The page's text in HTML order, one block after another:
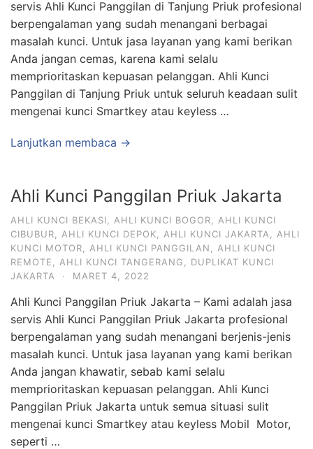
servis Ahli Kunci Panggilan di Tanjung Priuk profesional
berpengalaman yang sudah menangani berbagai
masalah kunci. Untuk jasa layanan yang kami berikan
Anda jangan cemas, karena kami selalu
memprioritaskan kepuasan pelanggan. Ahli Kunci
Panggilan di Tanjung Priuk untuk seluruh keadaan sulit
mengenai kunci Smartkey atau keyless …
Lanjutkan membaca →
Ahli Kunci Panggilan Priuk Jakarta
AHLI KUNCI BEKASI AHLI KUNCI BOGOR
AHLI KUNCI
CIBUBUR
AHLI KUNCI DEPOK AHLI KUNCI JAKARTA
AHLI
KUNCI MOTOR
AHLI KUNCI PANGGILAN
AHLI KUNCI
REMOTE
AHLI KUNCI TANGERANG
DUPLIKAT KUNCI
JAKARTA
· MARET 4, 2022
Ahli Kunci Panggilan Priuk Jakarta – Kami adalah jasa
servis Ahli Kunci Panggilan Priuk Jakarta profesional
berpengalaman yang sudah menangani berjenis-jenis
masalah kunci. Untuk jasa layanan yang kami berikan
Anda jangan khawatir, sebab kami selalu
memprioritaskan kepuasan pelanggan. Ahli Kunci
Panggilan Priuk Jakarta untuk semua situasi sulit
mengenai kunci Smartkey atau keyless Mobil Motor,
seperti …